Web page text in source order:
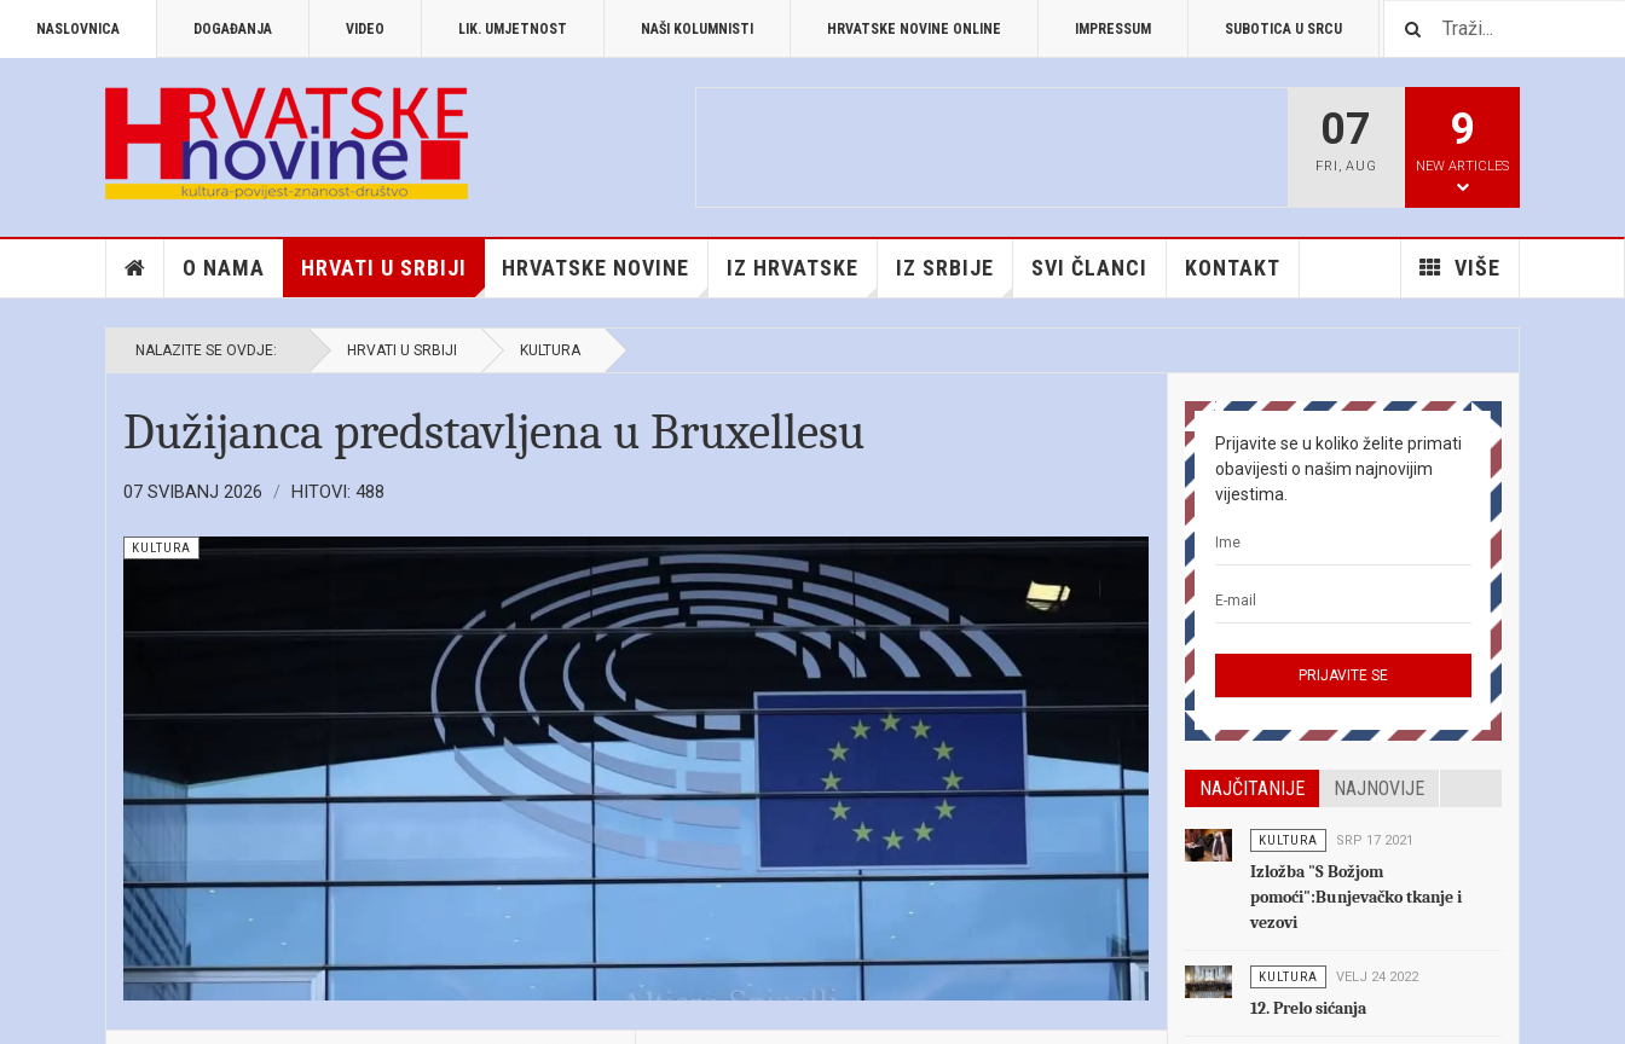
NASLOVNICA DOGAĐANJA VIDEO LIK. UMJETNOST NAŠI KOLUMNISTI HRVATSKE NOVINE ONLINE IMPRESSUM SUBOTICA U SRCU PREUZIMANJA
07
FRI , AUG
9
NEW ARTICLES
O NAMA HRVATI U SRBIJI HRVATSKE NOVINE IZ HRVATSKE IZ SRBIJE SVI ČLANCI VIŠE
KONTAKT
NALAZITE SE OVDJE: HRVATI U SRBIJI KULTURA
Dužijanca predstavljena u Bruxellesu
07 SVIBANJ 2026 HITOVI: 488
KULTURA
Prijavite se u koliko želite primati
obavijesti o našim najnovijim
vijestima.
NAJČITANIJE NAJNOVIJE
KULTURA SRP 17 2021
Izložba "S Božjom
pomoći":Bunjevačko tkanje i
vezovi
KULTURA VELJ 24 2022
12. Prelo sićanja